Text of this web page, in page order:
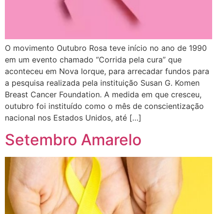
O movimento Outubro Rosa teve início no ano de 1990
em um evento chamado “Corrida pela cura” que
aconteceu em Nova Iorque, para arrecadar fundos para
a pesquisa realizada pela instituição Susan G. Komen
Breast Cancer Foundation. A medida em que cresceu,
outubro foi instituído como o mês de conscientização
nacional nos Estados Unidos, até […]
Setembro Amarelo